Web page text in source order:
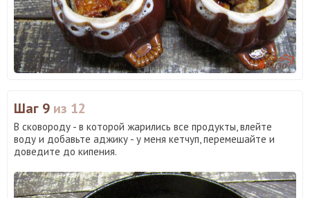
Шаг 9 из 12
В сковороду - в которой жарились все продукты, влейте
воду и добавьте аджику - у меня кетчуп, перемешайте и
доведите до кипения.